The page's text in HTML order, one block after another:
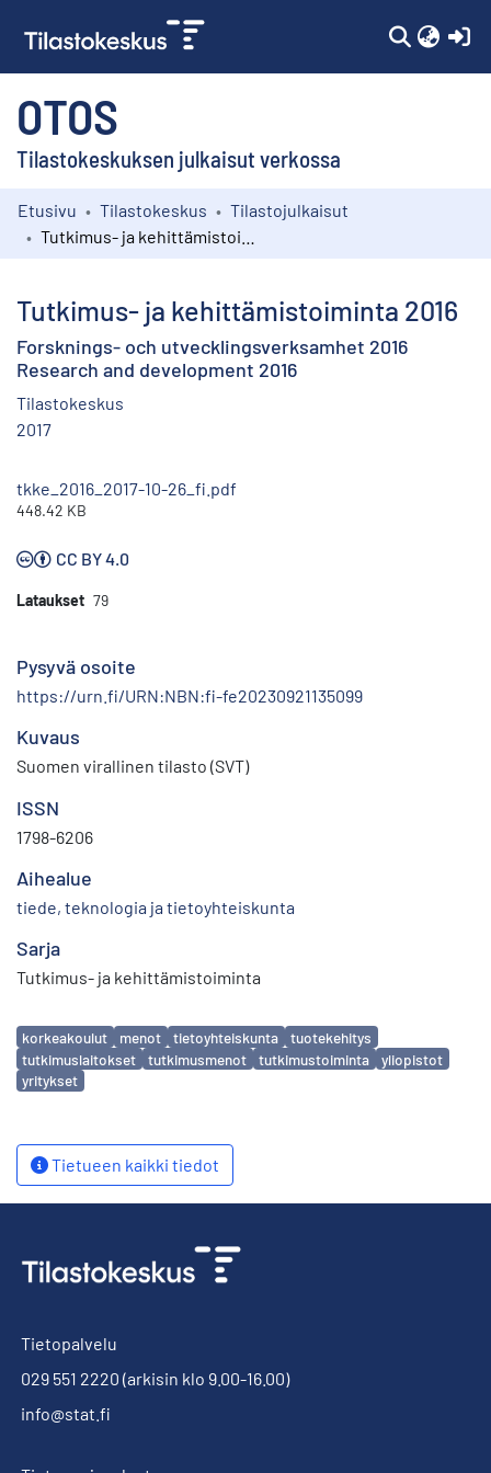
OTOS
Tilastokeskuksen julkaisut verkossa
Kokoelmat
Etusivu Tilastokeskus
Tilastojulkaisut
Tutkimus- ja kehittämistoiminta 2016
Forsknings- och utvecklingsverksamhet 2016
Research and development 2016
Tilastokeskus
2017
tkke_2016_2017-10-26_fi.pdf
448.42 KB
CC BY 4.0
Lataukset 79
Pysyvä osoite
https://urn.fi/URN:NBN:fi-fe20230921135099
Kuvaus
Suomen virallinen tilasto (SVT)
ISSN
1798-6206
Aihealue
tiede, teknologia ja tietoyhteiskunta
Sarja
Tutkimus- ja kehittämistoiminta
Avainsanat
korkeakoulut menot tietoyhteiskunta
tuotekehitys
tutkimuslaitokset
tutkimusmenot tutkimustoiminta
yliopistot
yritykset
Tietueen kaikki tiedot
Tietopalvelu
029 551 2220 (arkisin klo 9.00-16.00)
info@stat.fi